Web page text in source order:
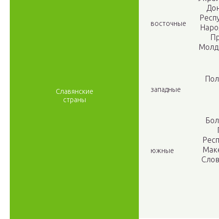
Славянские
страны
восточные
западные
южные